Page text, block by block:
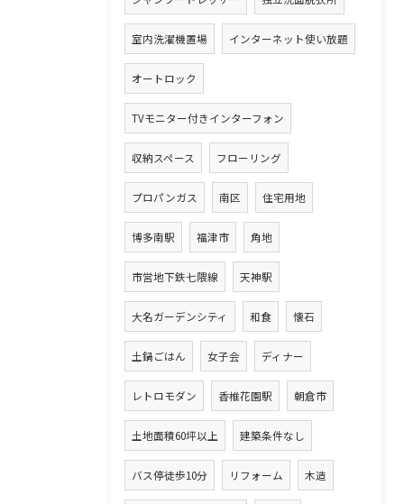
室内洗濯機置場 インターネット使い放題
オートロック
TVモニター付きインターフォン
収納スペース フローリング
プロパンガス 南区 住宅用地
博多南駅 福津市 角地
市営地下鉄七隈線 天神駅
大名ガーデンシティ 和食 懐石
土鍋ごはん 女子会 ディナー
レトロモダン 香椎花園駅 朝倉市
土地面積60坪以上 建築条件なし
バス停徒歩10分 リフォーム 木造